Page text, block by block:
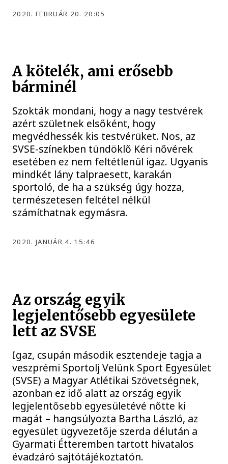
2020. FEBRUÁR 20. 20:05
A kötelék, ami erősebb
bárminél
Szokták mondani, hogy a nagy testvérek
azért születnek elsőként, hogy
megvédhessék kis testvérüket. Nos, az
SVSE-színekben tündöklő Kéri nővérek
esetében ez nem feltétlenül igaz. Ugyanis
mindkét lány talpraesett, karakán
sportoló, de ha a szükség úgy hozza,
természetesen feltétel nélkül
számíthatnak egymásra.
2020. JANUÁR 4. 15:46
Az ország egyik
legjelentősebb egyesülete
lett az SVSE
Igaz, csupán második esztendeje tagja a
veszprémi Sportolj Velünk Sport Egyesület
(SVSE) a Magyar Atlétikai Szövetségnek,
azonban ez idő alatt az ország egyik
legjelentősebb egyesületévé nőtte ki
magát – hangsúlyozta Bartha László, az
egyesület ügyvezetője szerda délután a
Gyarmati Étteremben tartott hivatalos
évadzáró sajtótájékoztatón.